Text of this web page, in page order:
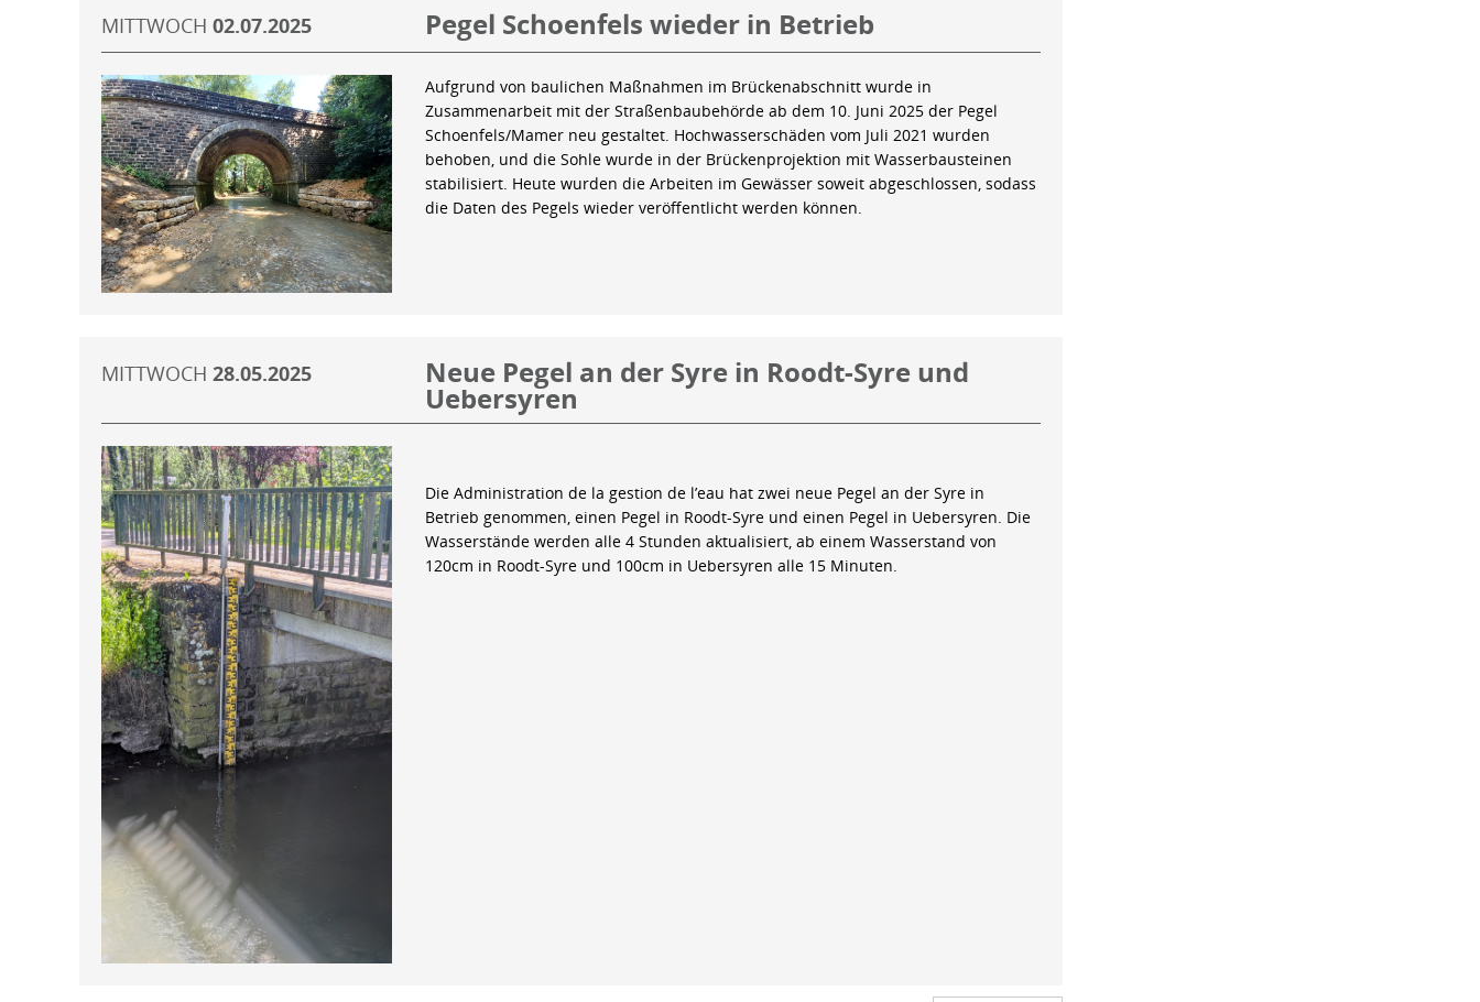
MITTWOCH 02.07.2025 Pegel Schoenfels wieder in Betrieb
Aufgrund von baulichen Maßnahmen im Brückenabschnitt wurde in
Zusammenarbeit mit der Straßenbaubehörde ab dem 10. Juni 2025 der Pegel
Schoenfels/Mamer neu gestaltet. Hochwasserschäden vom Juli 2021 wurden
behoben, und die Sohle wurde in der Brückenprojektion mit Wasserbausteinen
stabilisiert. Heute wurden die Arbeiten im Gewässer soweit abgeschlossen, sodass
die Daten des Pegels wieder veröffentlicht werden können.
MITTWOCH 28.05.2025 Neue Pegel an der Syre in Roodt-Syre und
Uebersyren
Die Administration de la gestion de l’eau hat zwei neue Pegel an der Syre in
Betrieb genommen, einen Pegel in Roodt-Syre und einen Pegel in Uebersyren. Die
Wasserstände werden alle 4 Stunden aktualisiert, ab einem Wasserstand von
120cm in Roodt-Syre und 100cm in Uebersyren alle 15 Minuten.